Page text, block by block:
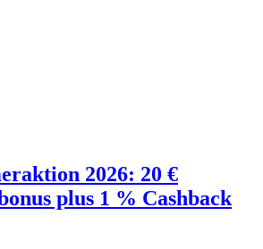
2026: 20 €
plus 1 % Cashback